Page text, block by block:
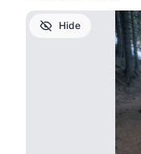
Hide